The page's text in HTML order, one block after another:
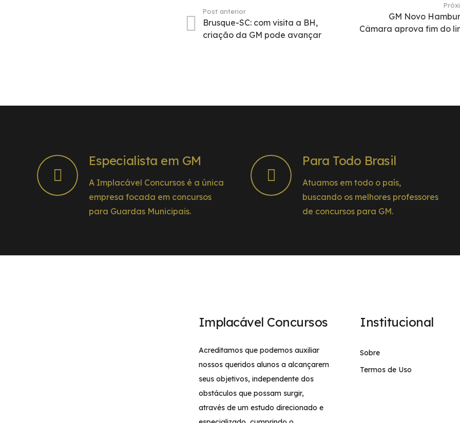
Post anterior
Brusque-SC: com visita a BH,
criação da GM pode avançar
GM Novo
Câmara aprova fim do
Especialista em GM
A Implacável Concursos é a única
empresa focada em concursos
para Guardas Municipais.
Para Todo Brasil
Atuamos em todo o país,
buscando os melhores professores
de concursos para GM.
Implacável Concursos
Acreditamos que podemos auxiliar
nossos queridos alunos a alcançarem
seus objetivos, independente dos
obstáculos que possam surgir,
através de um estudo direcionado e
Institucional
Sobre
Termos de Uso